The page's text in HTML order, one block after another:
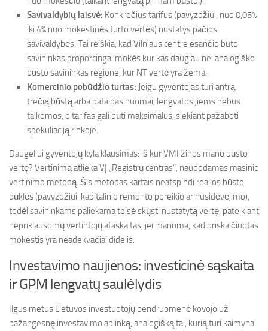
Savivaldybių laisvė: Konkrečius tarifus (pavyzdžiui, nuo 0,05%
iki 4% nuo mokestinės turto vertės) nustatys pačios
savivaldybės. Tai reiškia, kad Vilniaus centre esančio buto
savininkas proporcingai mokės kur kas daugiau nei analogiško
būsto savininkas regione, kur NT vertė yra žema.
Komercinio pobūdžio turtas: Jeigu gyventojas turi antrą,
trečią būstą arba patalpas nuomai, lengvatos jiems nebus
taikomos, o tarifas gali būti maksimalus, siekiant pažaboti
spekuliaciją rinkoje.
Daugeliui gyventojų kyla klausimas: iš kur VMI žinos mano būsto
vertę? Vertinimą atlieka VĮ „Registrų centras“, naudodamas masinio
vertinimo metodą. Šis metodas kartais neatspindi realios būsto
būklės (pavyzdžiui, kapitalinio remonto poreikio ar nusidėvėjimo),
todėl savininkams paliekama teisė skųsti nustatytą vertę, pateikiant
nepriklausomų vertintojų ataskaitas, jei manoma, kad priskaičiuotas
mokestis yra neadekvačiai didelis.
Investavimo naujienos: investicinė sąskaita
ir GPM lengvatų saulėlydis
Ilgus metus Lietuvos investuotojų bendruomenė kovojo už
pažangesnę investavimo aplinką, analogišką tai, kurią turi kaimynai